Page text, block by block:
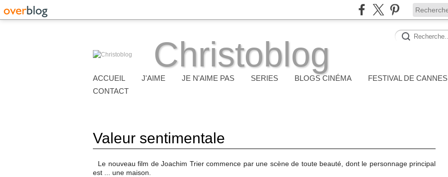
Christoblog
ACCUEIL J'AIME JE N'AIME PAS SERIES BLOGS CINÉMA FESTIVAL DE CANNES
CONTACT
Valeur sentimentale
Le nouveau film de Joachim Trier commence par une scène de toute beauté, dont le personnage principal
est ... une maison.